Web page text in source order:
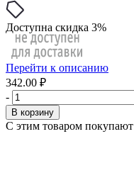
Доступна скидка 3%
Перейти к описанию
342.00 ₽
-
В корзину
С этим товаром покупают